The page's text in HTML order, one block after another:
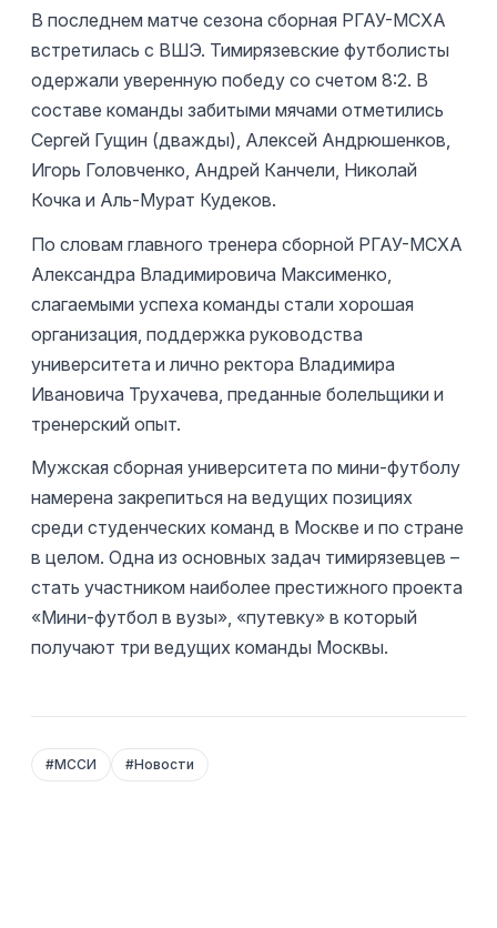
В последнем матче сезона сборная РГАУ-МСХА
встретилась с ВШЭ. Тимирязевские футболисты
одержали уверенную победу со счетом 8:2. В
составе команды забитыми мячами отметились
Сергей Гущин (дважды), Алексей Андрюшенков,
Игорь Головченко, Андрей Канчели, Николай
Кочка и Аль-Мурат Кудеков.
По словам главного тренера сборной РГАУ-МСХА
Александра Владимировича Максименко,
слагаемыми успеха команды стали хорошая
организация, поддержка руководства
университета и лично ректора Владимира
Ивановича Трухачева, преданные болельщики и
тренерский опыт.
Мужская сборная университета по мини-футболу
намерена закрепиться на ведущих позициях
среди студенческих команд в Москве и по стране
в целом. Одна из основных задач тимирязевцев –
стать участником наиболее престижного проекта
«Мини-футбол в вузы», «путевку» в который
получают три ведущих команды Москвы.
#МССИ #Новости